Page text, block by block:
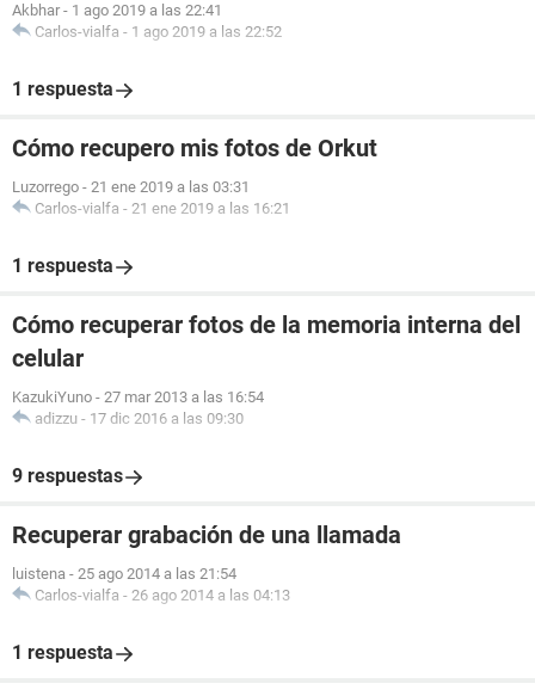
Akbhar - 1 ago 2019 a las 22:41
Carlos-vialfa - 1 ago 2019 a las 22:52
1 respuesta
Cómo recupero mis fotos de Orkut
Luzorrego - 21 ene 2019 a las 03:31
Carlos-vialfa - 21 ene 2019 a las 16:21
1 respuesta
Cómo recuperar fotos de la memoria interna del
celular
KazukiYuno - 27 mar 2013 a las 16:54
adizzu - 17 dic 2016 a las 09:30
9 respuestas
Recuperar grabación de una llamada
luistena - 25 ago 2014 a las 21:54
Carlos-vialfa - 26 ago 2014 a las 04:13
1 respuesta